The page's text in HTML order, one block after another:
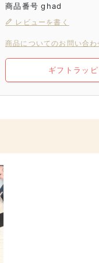
商品番号 ghad
レビューを書く
商品についてのお問い合わ
ギフトラッ